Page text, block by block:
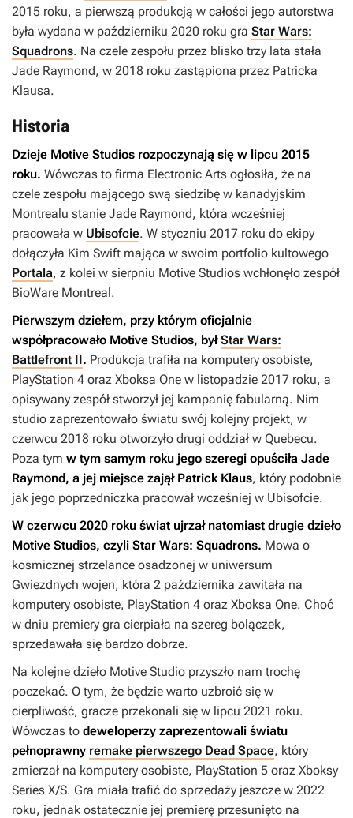
2015 roku, a pierwszą produkcją w całości jego autorstwa
była wydana w październiku 2020 roku gra Star Wars:
Squadrons. Na czele zespołu przez blisko trzy lata stała
Jade Raymond, w 2018 roku zastąpiona przez Patricka
Klausa.
Historia
Dzieje Motive Studios rozpoczynają się w lipcu 2015
roku. Wówczas to firma Electronic Arts ogłosiła, że na
czele zespołu mającego swą siedzibę w kanadyjskim
Montrealu stanie Jade Raymond, która wcześniej
pracowała w Ubisofcie. W styczniu 2017 roku do ekipy
dołączyła Kim Swift mająca w swoim portfolio kultowego
Portala, z kolei w sierpniu Motive Studios wchłonęło zespół
BioWare Montreal.
Pierwszym dziełem, przy którym oficjalnie
współpracowało Motive Studios, byłStar Wars:
Battlefront II. Produkcja trafiła na komputery osobiste,
PlayStation 4 oraz Xboksa One w listopadzie 2017 roku, a
opisywany zespół stworzył jej kampanię fabularną. Nim
studio zaprezentowało światu swój kolejny projekt, w
czerwcu 2018 roku otworzyło drugi oddział w Quebecu.
Poza tym w tym samym roku jego szeregi opuściła Jade
Raymond, a jej miejsce zajął Patrick Klaus, który podobnie
jak jego poprzedniczka pracował wcześniej w Ubisofcie.
W czerwcu 2020 roku świat ujrzał natomiast drugie dzieło
Motive Studios, czyli Star Wars: Squadrons. Mowa o
kosmicznej strzelance osadzonej w uniwersum
Gwiezdnych wojen, która 2 października zawitała na
komputery osobiste, PlayStation 4 oraz Xboksa One. Choć
w dniu premiery gra cierpiała na szereg bolączek,
sprzedawała się bardzo dobrze.
Na kolejne dzieło Motive Studio przyszło nam trochę
poczekać. O tym, że będzie warto uzbroić się w
cierpliwość, gracze przekonali się w lipcu 2021 roku.
Wówczas to deweloperzy zaprezentowali światu
pełnoprawny remake pierwszego Dead Space, który
zmierzał na komputery osobiste, PlayStation 5 oraz Xboksy
Series X/S. Gra miała trafić do sprzedaży jeszcze w 2022
roku, jednak ostatecznie jej premierę przesunięto na